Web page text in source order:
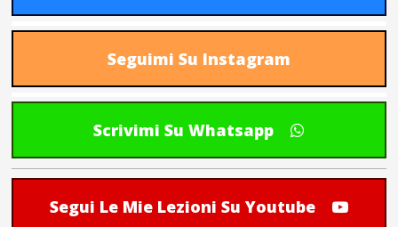
Seguimi Su Instagram
Scrivimi Su Whatsapp
Segui Le Mie Lezioni Su Youtube